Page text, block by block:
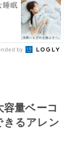
睡眠
by
容量ベーコ
きるアレン